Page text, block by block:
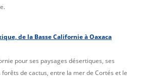
de la Basse Californie à Oaxaca
pour ses paysages désertiques, ses
de cactus, entre la mer de Cortés et le